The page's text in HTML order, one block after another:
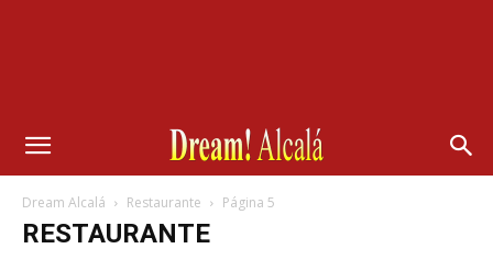
Dream Alcalá Restaurante Página 5
RESTAURANTE